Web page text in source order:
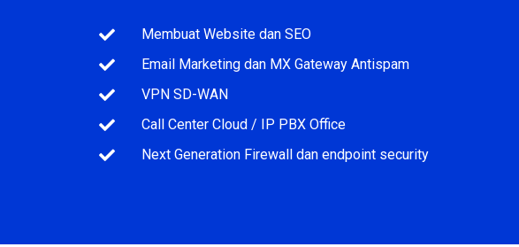
Membuat Website dan SEO
Email Marketing dan MX Gateway Antispam
VPN SD-WAN
Call Center Cloud / IP PBX Office
Next Generation Firewall dan endpoint security